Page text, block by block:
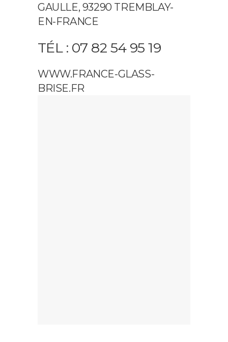
GAULLE, 93290 TREMBLAY-
EN-FRANCE
TÉL : 07 82 54 95 19
WWW.FRANCE-GLASS-
BRISE.FR